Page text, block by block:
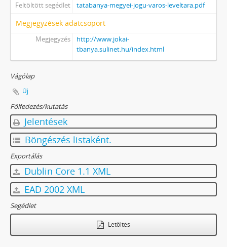
Feltöltött segédlet tatabanya-megyei-jogu-varos-leveltara.pdf
Megjegyzések adatcsoport
Megjegyzés
http://www.jokai-
tbanya.sulinet.hu/index.html
Vágólap
Új
Fölfedezés/kutatás
Jelentések
Böngészés listaként.
Exportálás
Dublin Core 1.1 XML
EAD 2002 XML
Segédlet
Letöltés